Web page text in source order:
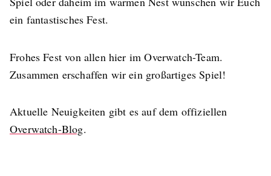
ein fantastisches Fest.
Frohes Fest von allen hier im Overwatch-Team.
Zusammen erschaffen wir ein großartiges Spiel!
Aktuelle Neuigkeiten gibt es auf dem offiziellen
Overwatch-Blog.